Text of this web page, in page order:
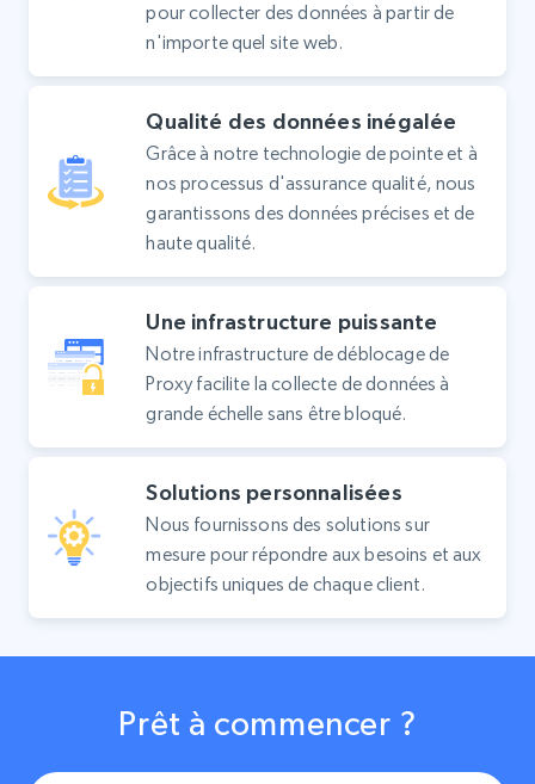
pour collecter des données à partir de
n'importe quel site web.
Qualité des données inégalée
Grâce à notre technologie de pointe et à
nos processus d'assurance qualité, nous
garantissons des données précises et de
haute qualité.
Une infrastructure puissante
Notre infrastructure de déblocage de
Proxy facilite la collecte de données à
grande échelle sans être bloqué.
Solutions personnalisées
Nous fournissons des solutions sur
mesure pour répondre aux besoins et aux
objectifs uniques de chaque client.
Prêt à commencer ?